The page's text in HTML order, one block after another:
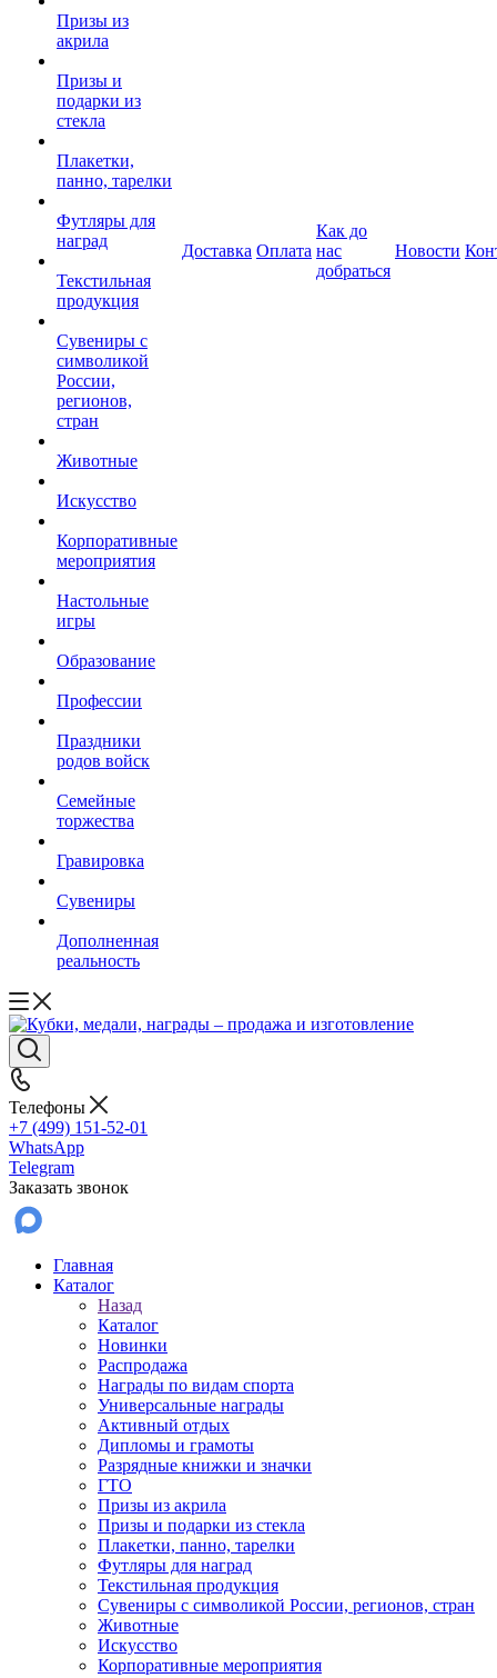
Призы из
акрила
Призы и
подарки из
стекла
Плакетки,
панно, тарелки
Футляры для
наград
Текстильная
продукция
Сувениры с
символикой
России,
регионов,
стран
Животные
Искусство
Корпоративные
мероприятия
Настольные
игры
Образование
Профессии
Праздники
родов войск
Семейные
торжества
Гравировка
Сувениры
Дополненная
реальность
Доставка Оплата
Как до
нас
добраться
Новости
Телефоны
+7 (499) 151-52-01
WhatsApp
Telegram
Заказать звонок
Главная
Каталог
Назад
Каталог
Новинки
Распродажа
Награды по видам спорта
Универсальные награды
Активный отдых
Дипломы и грамоты
Разрядные книжки и значки
ГТО
Призы из акрила
Призы и подарки из стекла
Плакетки, панно, тарелки
Футляры для наград
Текстильная продукция
Сувениры с символикой России, регионов, стран
Животные
Искусство
Корпоративные мероприятия